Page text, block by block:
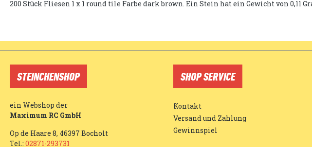
200 Stück Fliesen 1 x 1 round tile Farbe dark brown. Ein Stein hat ein Gewicht von
STEINCHENSHOP
ein Webshop der
Maximum RC GmbH
Op de Haare 8, 46397 Bocholt
Tel.: 02871-293731
SHOP SERVICE
Kontakt
Versand und Zahlung
Gewinnspiel